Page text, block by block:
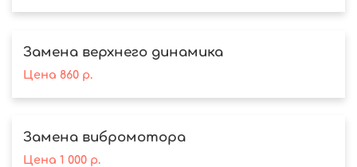
Замена верхнего динамика
Цена 860р.
Замена вибромотора
Цена 1 000р.